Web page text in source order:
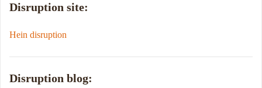
Disruption site:
Hein disruption
Disruption blog: